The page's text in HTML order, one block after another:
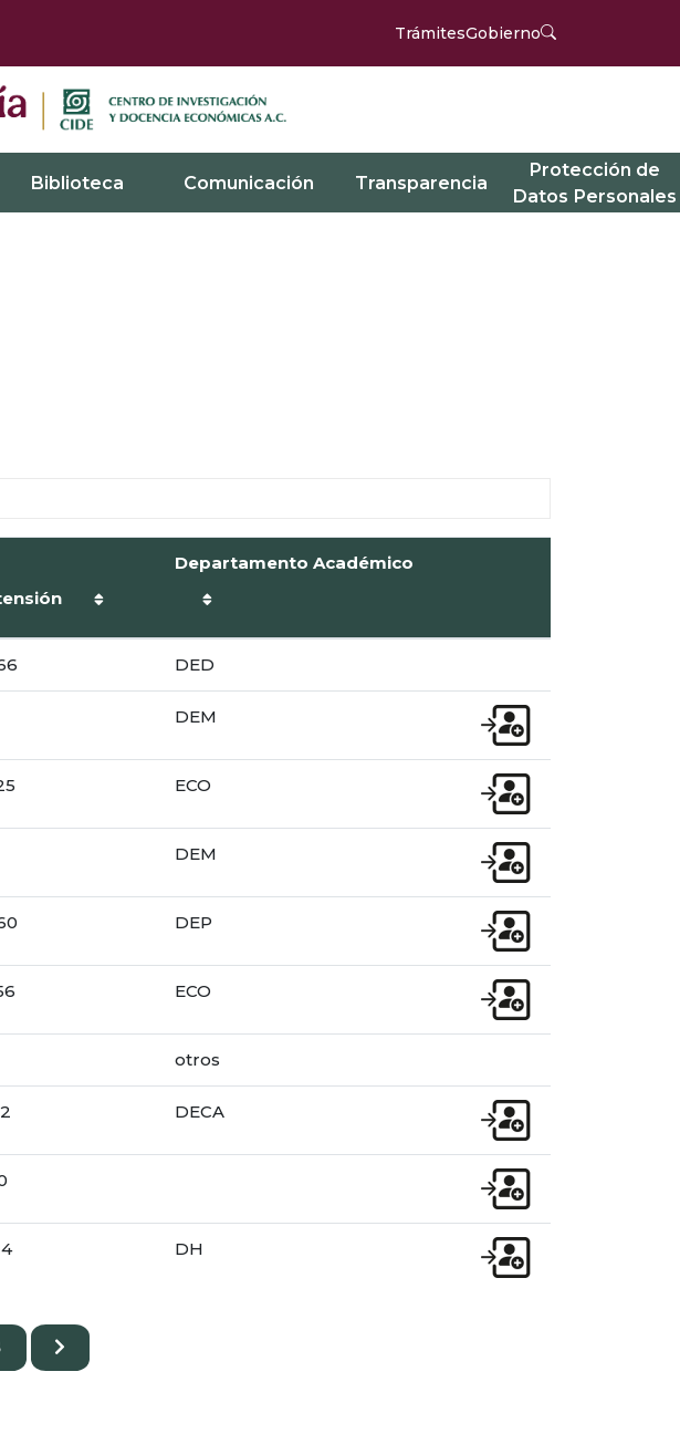
TrámitesGobierno
Biblioteca Comunicación Transparencia
Protección de
Datos Personales
Departamento Académico
DED
DEM
ECO
DEM
DEP
ECO
otros
DECA
DH